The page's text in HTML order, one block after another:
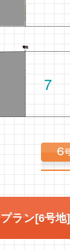
プラン[6号地]